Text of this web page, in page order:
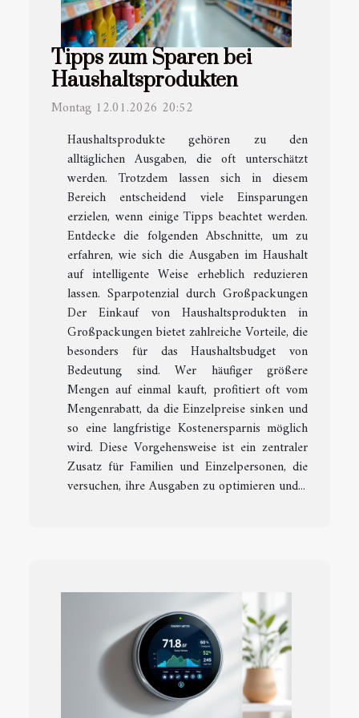
Tipps zum Sparen bei
Haushaltsprodukten
Montag 12.01.2026 20:52
Haushaltsprodukte gehören zu den
alltäglichen Ausgaben, die oft unterschätzt
werden. Trotzdem lassen sich in diesem
Bereich entscheidend viele Einsparungen
erzielen, wenn einige Tipps beachtet werden.
Entdecke die folgenden Abschnitte, um zu
erfahren, wie sich die Ausgaben im Haushalt
auf intelligente Weise erheblich reduzieren
lassen. Sparpotenzial durch Großpackungen
Der Einkauf von Haushaltsprodukten in
Großpackungen bietet zahlreiche Vorteile, die
besonders für das Haushaltsbudget von
Bedeutung sind. Wer häufiger größere
Mengen auf einmal kauft, profitiert oft vom
Mengenrabatt, da die Einzelpreise sinken und
so eine langfristige Kostenersparnis möglich
wird. Diese Vorgehensweise ist ein zentraler
Zusatz für Familien und Einzelpersonen, die
versuchen, ihre Ausgaben zu optimieren und...